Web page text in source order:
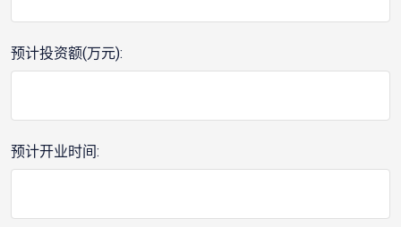
预计投资额(万元):
预计开业时间: